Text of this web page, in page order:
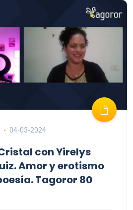
04-03-2024
con Yirelys
Amor y erotismo
Tagoror 80